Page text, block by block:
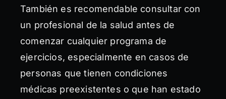
También es recomendable consultar con
un profesional de la salud antes de
comenzar cualquier programa de
ejercicios, especialmente en casos de
personas que tienen condiciones
médicas preexistentes o que han estado